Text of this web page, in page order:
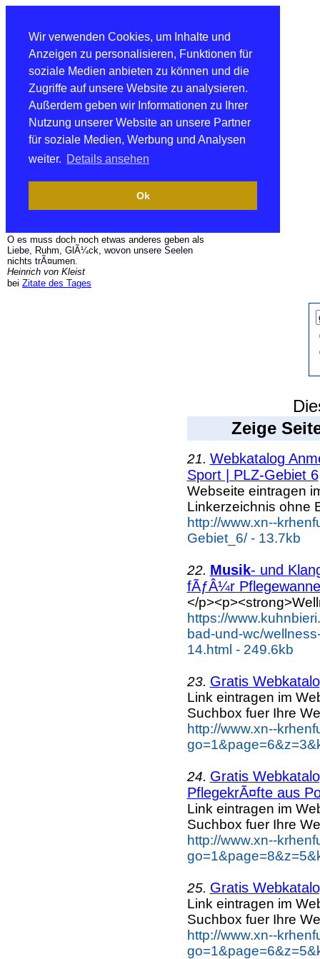
Wir verwenden Cookies, um Inhalte und
Anzeigen zu personalisieren, Funktionen für
soziale Medien anbieten zu können und die
Zugriffe auf unsere Website zu analysieren.
Außerdem geben wir Informationen zu Ihrer
Nutzung unserer Website an unsere Partner
für soziale Medien, Werbung und Analysen
weiter. Details ansehen
Ok
O es muss doch noch etwas anderes geben als
Liebe, Ruhm, GlÃ¼ck, wovon unsere Seelen
nichts trÃ¤umen.
Heinrich von Kleist
bei Zitate des Tages
Zeige
21. Webkatalog
Sport | PLZ-Gebiet 6
Webseite eintragen
Linkerzeichnis ohne
http://www.xn--
Gebiet_6/ - 13.7kb
22. Musik- und
fÃƒÂ¼r
</
https://
bad-und-wc/
14.html - 249.6kb
23. Gratis
Link eintragen im
Suchbox fuer Ihre
http://www.xn--
24. Gratis
PflegekrÃ¤fte aus
Link eintragen im
Suchbox fuer Ihre
http://www.xn--
25. Gratis
Link eintragen im
Suchbox fuer Ihre
http://www.xn--